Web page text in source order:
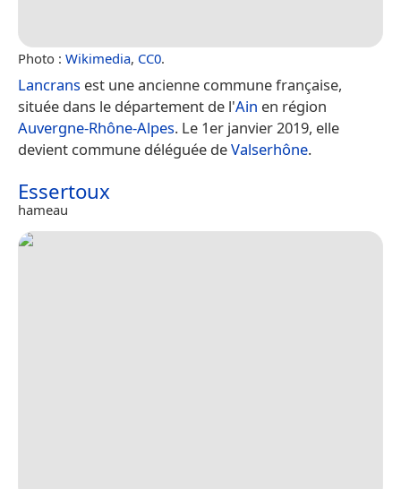
Photo : Wikimedia, CC0.
Lancrans est une ancienne commune française,
située dans le département de l'Ain en région
Auvergne-Rhône-Alpes. Le 1er janvier 2019, elle
devient commune déléguée deValserhône.
Essertoux
hameau